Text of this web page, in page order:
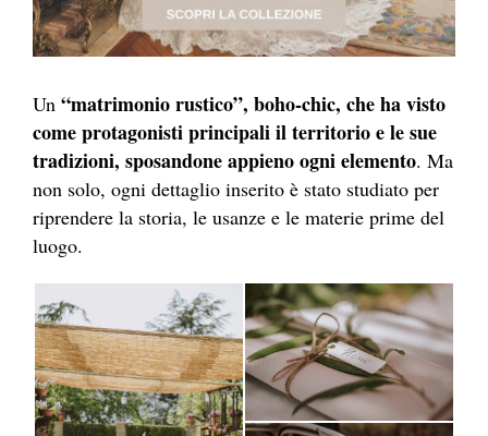
Un “matrimonio rustico”, boho-chic, che ha visto
come protagonisti principali il territorio e le sue
tradizioni, sposandone appieno ogni elemento. Ma
non solo, ogni dettaglio inserito è stato studiato per
riprendere la storia, le usanze e le materie prime del
luogo.